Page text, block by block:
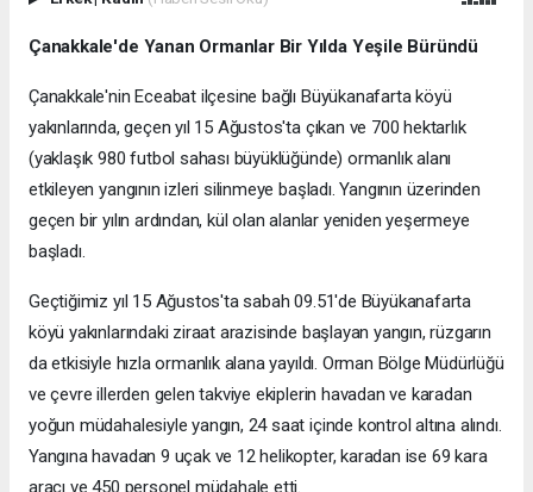
Çanakkale'de Yanan Ormanlar Bir Yılda Yeşile Büründü
Çanakkale'nin Eceabat ilçesine bağlı Büyükanafarta köyü
yakınlarında, geçen yıl 15 Ağustos'ta çıkan ve 700 hektarlık
(yaklaşık 980 futbol sahası büyüklüğünde) ormanlık alanı
etkileyen yangının izleri silinmeye başladı. Yangının üzerinden
geçen bir yılın ardından, kül olan alanlar yeniden yeşermeye
başladı.
Geçtiğimiz yıl 15 Ağustos'ta sabah 09.51'de Büyükanafarta
köyü yakınlarındaki ziraat arazisinde başlayan yangın, rüzgarın
da etkisiyle hızla ormanlık alana yayıldı. Orman Bölge Müdürlüğü
ve çevre illerden gelen takviye ekiplerin havadan ve karadan
yoğun müdahalesiyle yangın, 24 saat içinde kontrol altına alındı.
Yangına havadan 9 uçak ve 12 helikopter, karadan ise 69 kara
aracı ve 450 personel müdahale etti.